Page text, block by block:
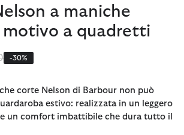
a maniche
motivo a quadretti
da
a -30%
corte Nelson di Barbour non può
estivo: realizzata in un leggero
un comfort imbattibile che dura tutto il